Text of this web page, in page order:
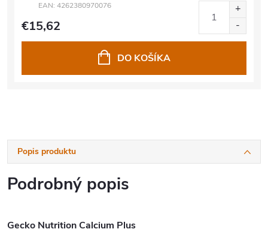
EAN: 4262380970076
€15,62
DO KOŠÍKA
Popis produktu
Podrobný popis
Gecko Nutrition Calcium Plus